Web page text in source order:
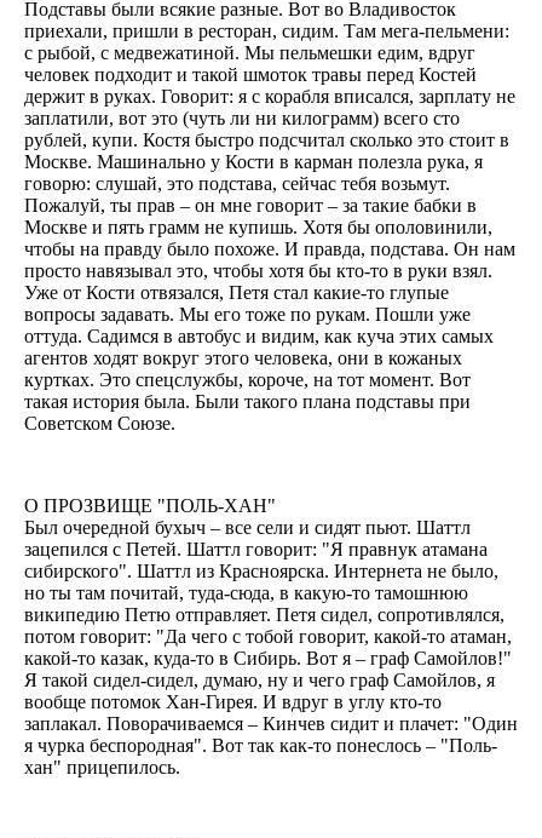
Подставы были всякие разные. Вот во Владивосток
приехали, пришли в ресторан, сидим. Там мега-пельмени:
с рыбой, с медвежатиной. Мы пельмешки едим, вдруг
человек подходит и такой шмоток травы перед Костей
держит в руках. Говорит: я с корабля вписался, зарплату не
заплатили, вот это (чуть ли ни килограмм) всего сто
рублей, купи. Костя быстро подсчитал сколько это стоит в
Москве. Машинально у Кости в карман полезла рука, я
говорю: слушай, это подстава, сейчас тебя возьмут.
Пожалуй, ты прав – он мне говорит – за такие бабки в
Москве и пять грамм не купишь. Хотя бы ополовинили,
чтобы на правду было похоже. И правда, подстава. Он нам
просто навязывал это, чтобы хотя бы кто-то в руки взял.
Уже от Кости отвязался, Петя стал какие-то глупые
вопросы задавать. Мы его тоже по рукам. Пошли уже
оттуда. Садимся в автобус и видим, как куча этих самых
агентов ходят вокруг этого человека, они в кожаных
куртках. Это спецслужбы, короче, на тот момент. Вот
такая история была. Были такого плана подставы при
Советском Союзе.
О ПРОЗВИЩЕ "ПОЛЬ-ХАН"
Был очередной бухыч – все сели и сидят пьют. Шаттл
зацепился с Петей. Шаттл говорит: "Я правнук атамана
сибирского". Шаттл из Красноярска. Интернета не было,
но ты там почитай, туда-сюда, в какую-то тамошнюю
википедию Петю отправляет. Петя сидел, сопротивлялся,
потом говорит: "Да чего с тобой говорит, какой-то атаман,
какой-то казак, куда-то в Сибирь. Вот я – граф Самойлов!"
Я такой сидел-сидел, думаю, ну и чего граф Самойлов, я
вообще потомок Хан-Гирея. И вдруг в углу кто-то
заплакал. Поворачиваемся – Кинчев сидит и плачет: "Один
я чурка беспородная". Вот так как-то понеслось – "Поль-
хан" прицепилось.